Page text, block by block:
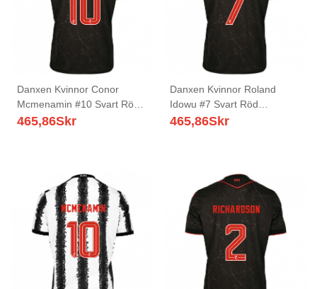
Danxen Kvinnor Conor
Mcmenamin #10 Svart Röd
Bortatröja Matchtröjor
465,86Skr
Danxen Kvinnor Roland
Idowu #7 Svart Röd
Bortatröja Matchtröjor
465,86Skr